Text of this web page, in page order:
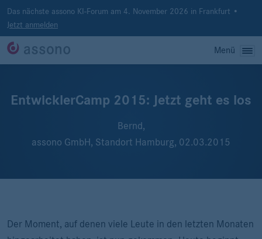
Das nächste assono KI-Forum am 4. November 2026 in Frankfurt •
Jetzt anmelden
Menü
EntwicklerCamp 2015: Jetzt geht es los
Bernd,
assono GmbH, Standort Hamburg, 02.03.2015
Der Moment, auf denen viele Leute in den letzten Monaten